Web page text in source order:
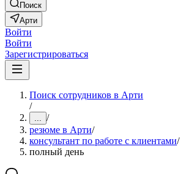
Поиск
Арти
Войти
Войти
Зарегистрироваться
Поиск сотрудников в Арти
/
... /
резюме в Арти/
консультант по работе с клиентами/
полный день